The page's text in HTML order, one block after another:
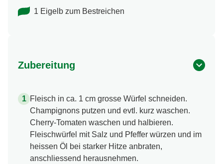
1 Eigelb zum Bestreichen
Zubereitung
Fleisch in ca. 1 cm grosse Würfel schneiden.
Champignons putzen und evtl. kurz waschen.
Cherry-Tomaten waschen und halbieren.
Fleischwürfel mit Salz und Pfeffer würzen und im
heissen Öl bei starker Hitze anbraten,
anschliessend herausnehmen.